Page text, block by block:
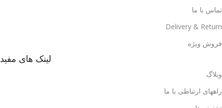
تماس با ما
Delivery & Return
فروش ویژه
لینک های مفید
وبلاگ
راههای ارتباطی با ما